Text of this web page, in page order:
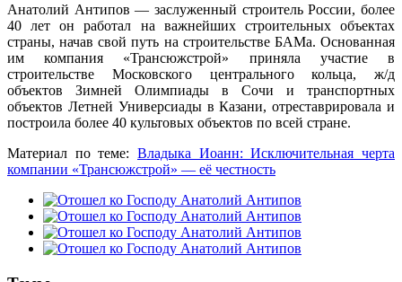
Анатолий Антипов — заслуженный строитель России, более
40 лет он работал на важнейших строительных объектах
страны, начав свой путь на строительстве БАМа. Основанная
им компания «Трансюжстрой» приняла участие в
строительстве Московского центрального кольца, ж/д
объектов Зимней Олимпиады в Сочи и транспортных
объектов Летней Универсиады в Казани, отреставрировала и
построила более 40 культовых объектов по всей стране.
Материал по теме: Владыка Иоанн: Исключительная черта
компании «Трансюжстрой» — её честность